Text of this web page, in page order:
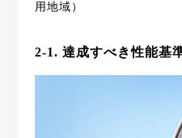
用地域）
2-1. 達成すべき性能基